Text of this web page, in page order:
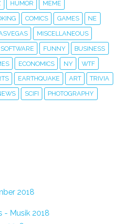
HUMOR MEME
COMICS GAMES NE
MISCELLANEOUS
SOFTWARE FUNNY BUSINESS
ECONOMICS NY WTF
EARTHQUAKE ART TRIVIA
SCIFI PHOTOGRAPHY
2018
- Musik 2018